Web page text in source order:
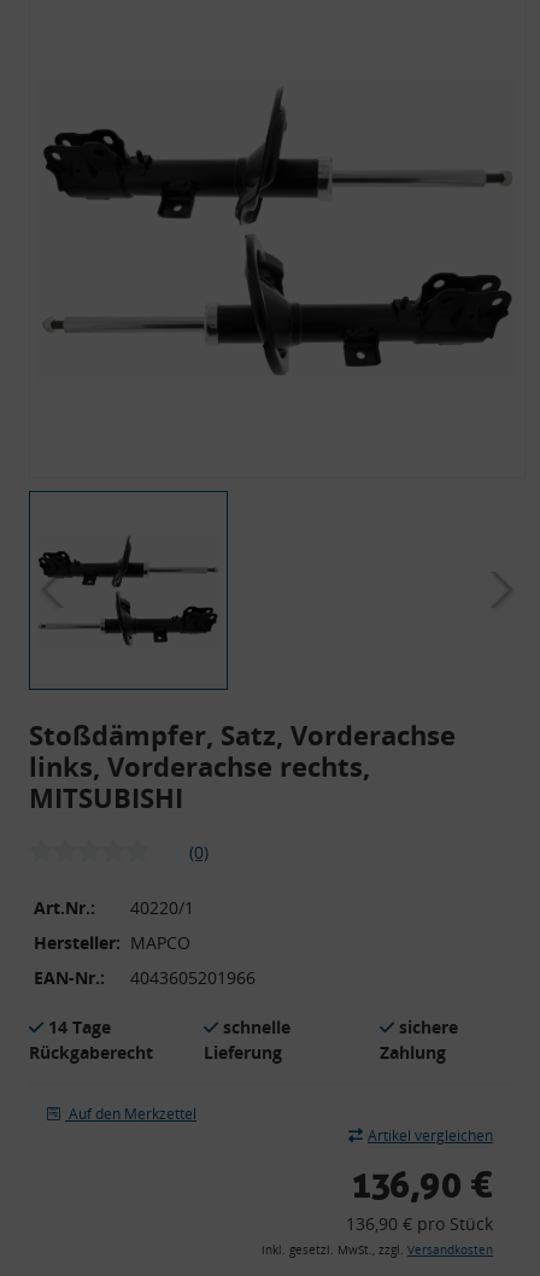
Stoßdämpfer, Satz, Vorderachse
links, Vorderachse rechts,
MITSUBISHI
(0)
Art.Nr.:
40220/1
Hersteller: MAPCO
EAN-Nr.:
4043605201966
14 Tage
Rückgaberecht
schnelle
Lieferung
sichere
Zahlung
Auf den Merkzettel
Artikel vergleichen
136,90 €
136,90 € pro Stück
inkl. gesetzl. MwSt., zzgl. Versandkosten